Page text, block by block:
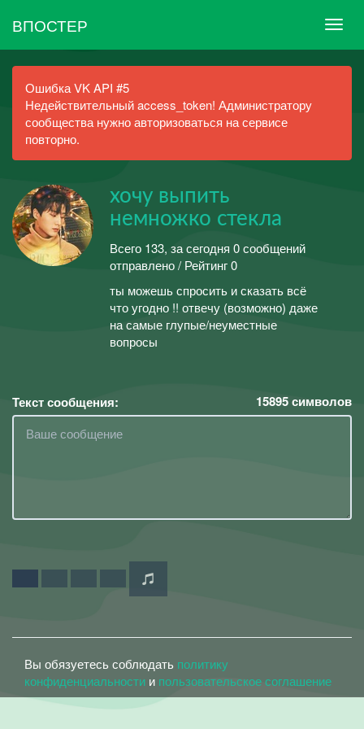
ВПОСТЕР
Ошибка VK API #5
Недействительный access_token! Администратору
сообщества нужно авторизоваться на сервисе
повторно.
хочу выпить
немножко стекла
Всего 133, за сегодня 0 сообщений
отправлено / Рейтинг 0
ты можешь спросить и сказать всё
что угодно !! отвечу (возможно) даже
на самые глупые/неуместные
вопросы
Текст сообщения: 15895символов
Вы обязуетесь соблюдать политику
конфиденциальности и пользовательское соглашение